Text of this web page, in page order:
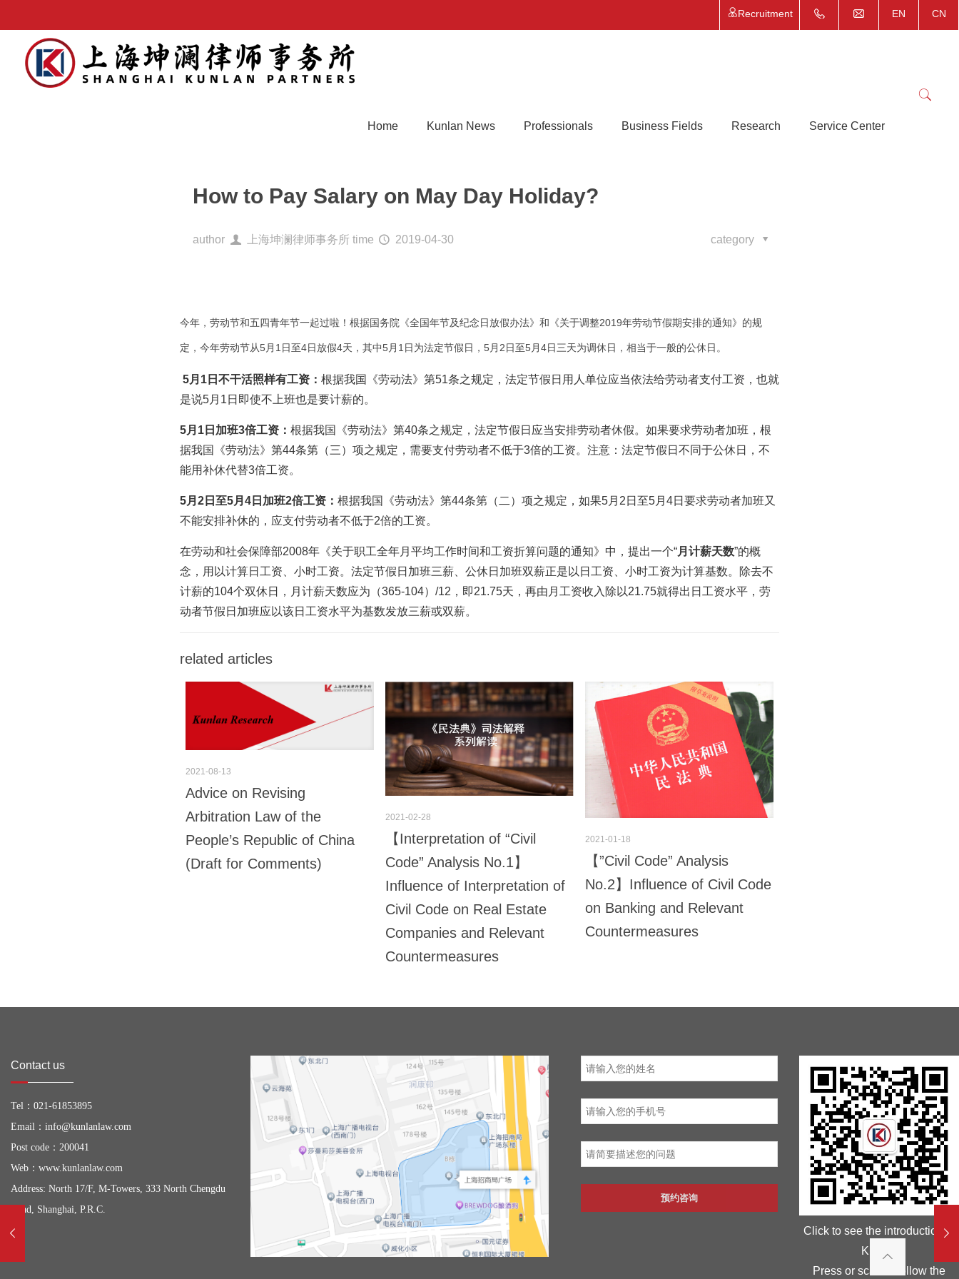
Recruitment EN CN
Home Kunlan News Professionals Business Fields Research Service Center
How to Pay Salary on May Day Holiday?
author 上海坤澜律师事务所 time 2019-04-30 category
今年，劳动节和五四青年节一起过啦！根据国务院《全国年节及纪念日放假办法》和《关于调整2019年劳动节假期安排的通知》的规
定，今年劳动节从5月1日至4日放假4天，其中5月1日为法定节假日，5月2日至5月4日三天为调休日，相当于一般的公休日。
5月1日不干活照样有工资： 根据我国《劳动法》第51条之规定，法定节假日用人单位应当依法给劳动者支付工资，也就
是说5月1日即使不上班也是要计薪的。
5月1日加班3倍工资： 根据我国《劳动法》第40条之规定，法定节假日应当安排劳动者休假。如果要求劳动者加班，根
据我国《劳动法》第44条第（三）项之规定，需要支付劳动者不低于3倍的工资。注意：法定节假日不同于公休日，不
能用补休代替3倍工资。
5月2日至5月4日加班2倍工资： 根据我国《劳动法》第44条第（二）项之规定，如果5月2日至5月4日要求劳动者加班又
不能安排补休的，应支付劳动者不低于2倍的工资。
在劳动和社会保障部2008年《关于职工全年月平均工作时间和工资折算问题的通知》中，提出一个“月计薪天数”的概
念，用以计算日工资、小时工资。法定节假日加班三薪、公休日加班双薪正是以日工资、小时工资为计算基数。除去不
计薪的104个双休日，月计薪天数应为（365-104）/12，即21.75天，再由月工资收入除以21.75就得出日工资水平，劳
动者节假日加班应以该日工资水平为基数发放三薪或双薪。
related articles
2021-08-13
Advice on Revising
Arbitration Law of the
People’s Republic of China
(Draft for Comments)
2021-02-28
【Interpretation of “Civil
Code” Analysis No.1】
Influence of Interpretation of
Civil Code on Real Estate
Companies and Relevant
Countermeasures
2021-01-18
【”Civil Code” Analysis
No.2】Influence of Civil Code
on Banking and Relevant
Countermeasures
Contact us
Tel： 021-61853895
Email： info@kunlanlaw.com
Post code：200041
Web： www.kunlanlaw.com
Address: North 17/F, M-Towers, 333 North Chengdu
Road, Shanghai, P.R.C.
预约咨询
Click to see the introduction of
Kunlan
Press or scan to follow the